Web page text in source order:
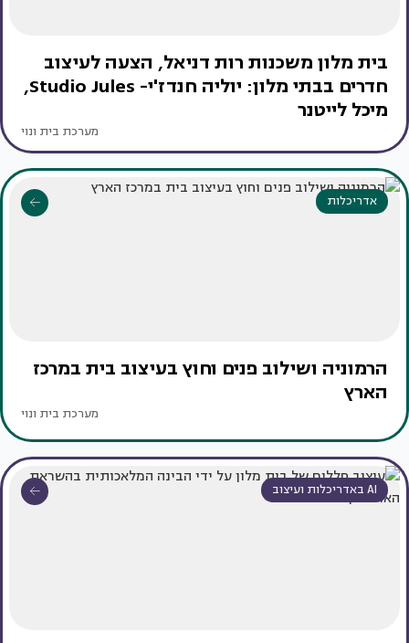
בית מלון משכנות רות דניאל, הצעה לעיצוב
חדרים בבתי מלון: יוליה חנדז'י- Studio Jules,
מיכל לייטנר
מערכת בית ונוי
אדריכלות
הרמוניה ושילוב פנים וחוץ בעיצוב בית במרכז
הארץ
מערכת בית ונוי
AI באדריכלות ועיצוב